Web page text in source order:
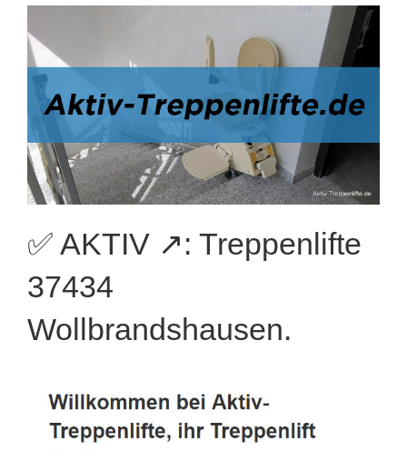
✅ AKTIV ↗️: Treppenlifte
37434
Wollbrandshausen.